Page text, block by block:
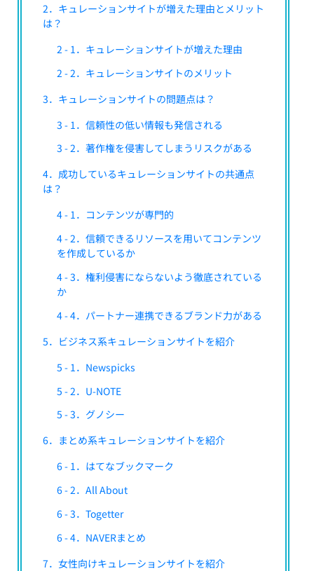
2．キュレーションサイトが増えた理由とメリット
は？
2 - 1．キュレーションサイトが増えた理由
2 - 2．キュレーションサイトのメリット
3．キュレーションサイトの問題点は？
3 - 1．信頼性の低い情報も発信される
3 - 2．著作権を侵害してしまうリスクがある
4．成功しているキュレーションサイトの共通点
は？
4 - 1．コンテンツが専門的
4 - 2．信頼できるリソースを用いてコンテンツ
を作成しているか
4 - 3．権利侵害にならないよう徹底されている
か
4 - 4．パートナー連携できるブランド力がある
5．ビジネス系キュレーションサイトを紹介
5 - 1．Newspicks
5 - 2．U-NOTE
5 - 3．グノシー
6．まとめ系キュレーションサイトを紹介
6 - 1．はてなブックマーク
6 - 2．All About
6 - 3．Togetter
6 - 4．NAVERまとめ
7．女性向けキュレーションサイトを紹介